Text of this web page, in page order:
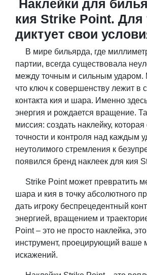
Наклейки для
кия Strike Point. Для
диктует свои
В мире бильярда, где
партии, всегда существовала
между точным и сильным ударом.
что ключ к совершенству лежит в
контакта кия и шара. Именно
энергия и рождается вращение.
миссия: создать наклейку,
точности и контроля над каждым
неутолимого стремления к
появился бренд наклеек для кия
Strike Point может превратить
шара и кия в точку абсолютного
дать игроку беспрецедентный
энергией, вращением и
Point – это не просто наклейка,
инструмент, проецирующий ваше
искажений.